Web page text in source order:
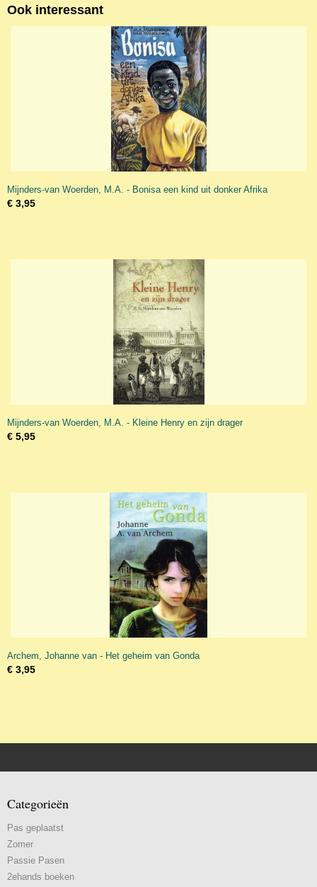
Ook interessant
Mijnders-van Woerden, M.A. - Bonisa een kind uit donker Afrika
€ 3,95
Mijnders-van Woerden, M.A. - Kleine Henry en zijn drager
€ 5,95
Archem, Johanne van - Het geheim van Gonda
€ 3,95
Categorieën
Pas geplaatst
Zomer
Passie Pasen
2ehands boeken